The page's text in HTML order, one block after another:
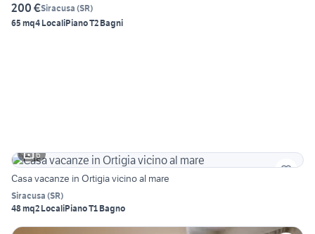
200 €Siracusa (SR)
65 mq4 LocaliPiano T2 Bagni
6
Casa vacanze in Ortigia vicino al mare
Siracusa (SR)
48 mq2 LocaliPiano T1 Bagno